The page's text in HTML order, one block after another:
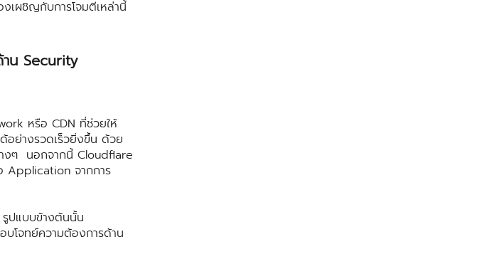
เผชิญกับการโจมตีเหล่านี้
าน Security
หรือ CDN ที่ช่วยให้
อย่างรวดเร็วยิ่งขึ้น ด้วย
งๆ นอกจากนี้ Cloudflare
Application จากการ
แบบข้างต้นนั้น
บโจทย์ความต้องการด้าน